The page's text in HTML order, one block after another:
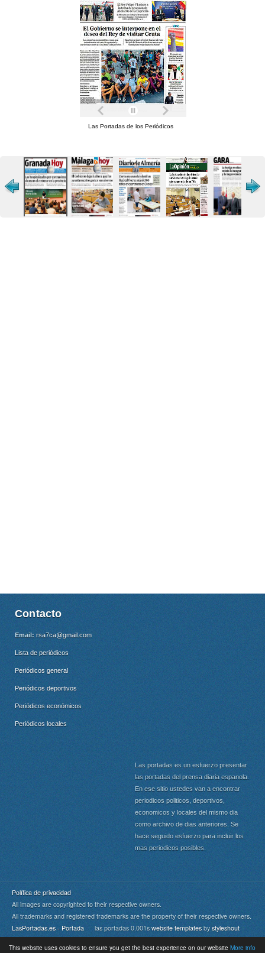
This website uses cookies to ensure you get the best experience on our website More info
Las Portadas de los Periódicos
Contacto
Email: rsa7ca@gmail.com
Lista de periódicos
Periódicos general
Periódicos deportivos
Periódicos económicos
Periódicos locales
Las portadas es un esfuerzo presentar
las portadas del prensa diaria espanola.
En ese sitio ustedes van a encontrar
periodicos politicos, deportivos,
economicos y locales del mismo dia
como archivo de dias anteriores. Se
hace seguido esfuerzo para incluir los
mas periodicos posibles.
Política de privacidad
All images are copyrighted to their respective owners.
All trademarks and registered trademarks are the property of their respective owners.
LasPortadas.es - Portada las portadas 0.001swebsite templates by styleshout